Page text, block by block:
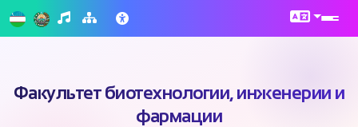
Факультет биотехнологии, инженерии и
фармации